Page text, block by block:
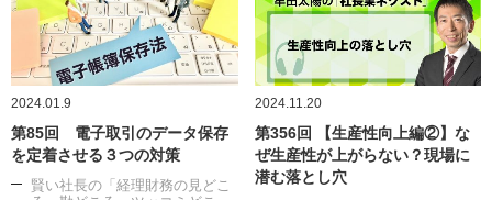
2024.01.9
第85回 電子取引のデータ保存
を定着させる３つの対策
賢い社長の「経理財務の見どこ
2024.11.20
第356回 【生産性向上編②】な
ぜ生産性が上がらない？現場に
潜む落とし穴